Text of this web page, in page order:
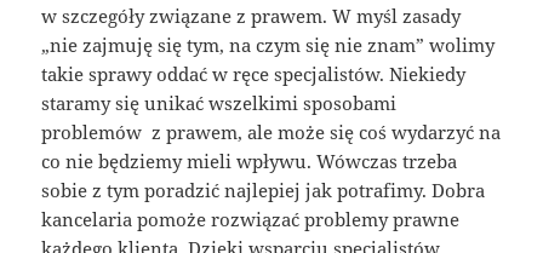
w szczegóły związane z prawem. W myśl zasady
„nie zajmuję się tym, na czym się nie znam” wolimy
takie sprawy oddać w ręce specjalistów. Niekiedy
staramy się unikać wszelkimi sposobami
problemów z prawem, ale może się coś wydarzyć na
co nie będziemy mieli wpływu. Wówczas trzeba
sobie z tym poradzić najlepiej jak potrafimy. Dobra
kancelaria pomoże rozwiązać problemy prawne
każdego klienta. Dzięki wsparciu specjalistów